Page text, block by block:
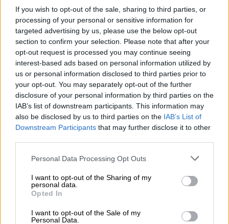
If you wish to opt-out of the sale, sharing to third parties, or
processing of your personal or sensitive information for
targeted advertising by us, please use the below opt-out
section to confirm your selection. Please note that after your
opt-out request is processed you may continue seeing
interest-based ads based on personal information utilized by
us or personal information disclosed to third parties prior to
your opt-out. You may separately opt-out of the further
disclosure of your personal information by third parties on the
IAB’s list of downstream participants. This information may
also be disclosed by us to third parties on the IAB’s List of
Downstream Participants that may further disclose it to other
Personal Data Processing Opt Outs
I want to opt-out of the Sharing of my
personal data.
Opted In
I want to opt-out of the Sale of my
Personal Data.
Ómicron dispara los casos de niños
con covid persistente
Rodrigo Herrero
Más artículos de este autor
martes, 18 de enero de 2022